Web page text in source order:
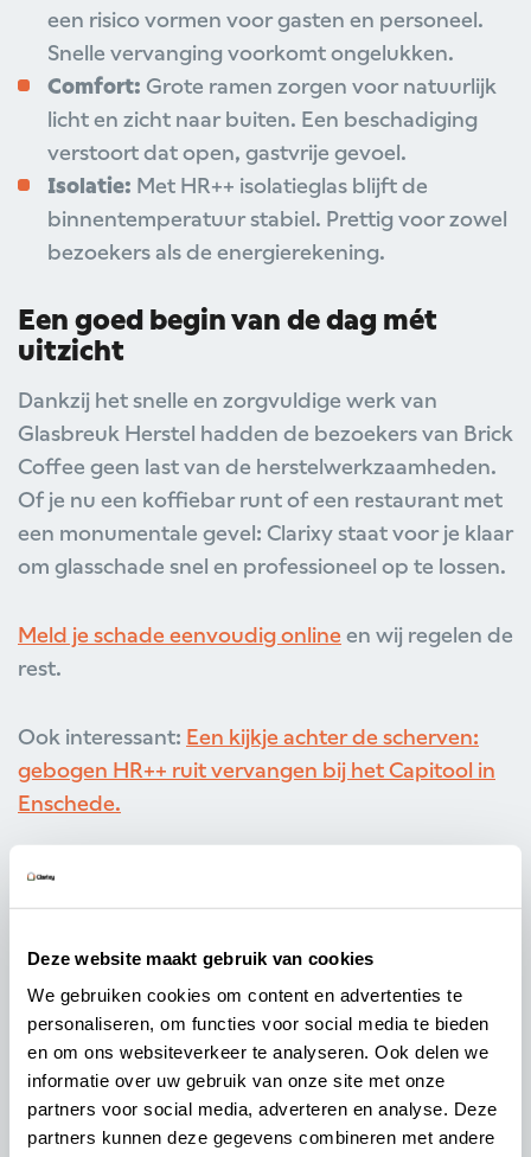
Deze website maakt gebruik van cookies
We gebruiken cookies om content en advertenties te
personaliseren, om functies voor social media te bieden
en om ons websiteverkeer te analyseren. Ook delen we
informatie over uw gebruik van onze site met onze
partners voor social media, adverteren en analyse. Deze
partners kunnen deze gegevens combineren met andere
een risico vormen voor gasten en personeel.
Snelle vervanging voorkomt ongelukken.
Comfort: Grote ramen zorgen voor natuurlijk
licht en zicht naar buiten. Een beschadiging
verstoort dat open, gastvrije gevoel.
Isolatie: Met HR++ isolatieglas blijft de
binnentemperatuur stabiel. Prettig voor zowel
bezoekers als de energierekening.
Een goed begin van de dag mét
uitzicht
Dankzij het snelle en zorgvuldige werk van
Glasbreuk Herstel hadden de bezoekers van Brick
Coffee geen last van de herstelwerkzaamheden.
Of je nu een koffiebar runt of een restaurant met
een monumentale gevel: Clarixy staat voor je klaar
om glasschade snel en professioneel op te lossen.
Meld je schade eenvoudig online en wij regelen de
rest.
Ook interessant: Een kijkje achter de scherven:
gebogen HR++ ruit vervangen bij het Capitool in
Enschede.